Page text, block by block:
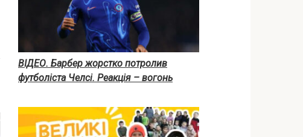
ВІДЕО. Барбер жорстко потролив
футболіста Челсі. Реакція – вогонь